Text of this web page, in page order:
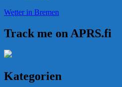
Wetter in Bremen
Track me on APRS.fi
Kategorien